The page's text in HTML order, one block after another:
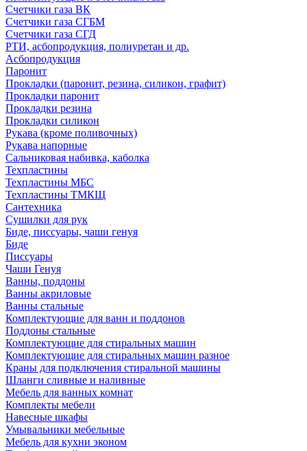
Счетчики газа ВК
Счетчики газа СГБМ
Счетчики газа СГД
РТИ, асбопродукция, полиуретан и др.
Асбопродукция
Паронит
Прокладки (паронит, резина, силикон, графит)
Прокладки паронит
Прокладки резина
Прокладки силикон
Рукава (кроме поливочных)
Рукава напорные
Сальниковая набивка, каболка
Техпластины
Техпластины МБС
Техпластины ТМКЩ
Сантехника
Сушилки для рук
Биде, писсуары, чаши генуя
Биде
Писсуары
Чаши Генуя
Ванны, поддоны
Ванны акриловые
Ванны стальные
Комплектующие для ванн и поддонов
Поддоны стальные
Комплектующие для стиральных машин
Комплектующие для стиральных машин разное
Краны для подключения стиральной машины
Шланги сливные и наливные
Мебель для ванных комнат
Комплекты мебели
Навесные шкафы
Умывальники мебельные
Мебель для кухни эконом